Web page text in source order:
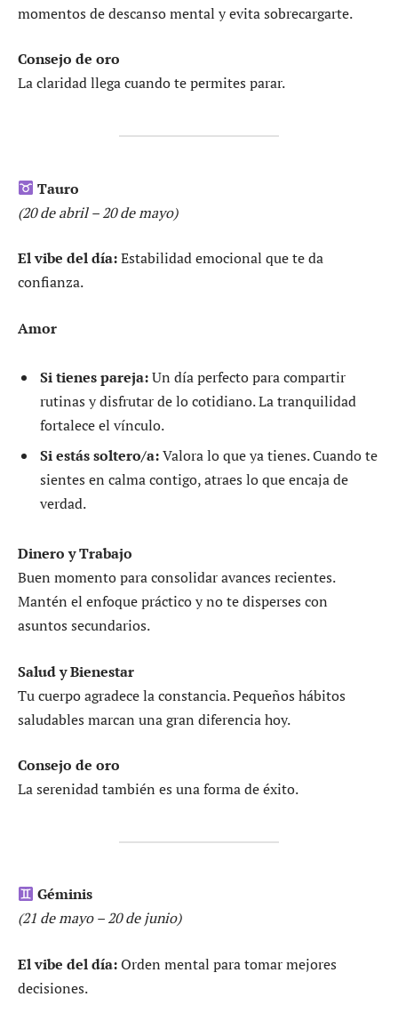
momentos de descanso mental y evita sobrecargarte.
Consejo de oro
La claridad llega cuando te permites parar.
Tauro
(20 de abril – 20 de mayo)
El vibe del día:Estabilidad emocional que te da
confianza.
Amor
Si tienes pareja:Un día perfecto para compartir
rutinas y disfrutar de lo cotidiano. La tranquilidad
fortalece el vínculo.
Si estás soltero/a:Valora lo que ya tienes. Cuando te
sientes en calma contigo, atraes lo que encaja de
verdad.
Dinero y Trabajo
Buen momento para consolidar avances recientes.
Mantén el enfoque práctico y no te disperses con
asuntos secundarios.
Salud y Bienestar
Tu cuerpo agradece la constancia. Pequeños hábitos
saludables marcan una gran diferencia hoy.
Consejo de oro
La serenidad también es una forma de éxito.
Géminis
(21 de mayo – 20 de junio)
El vibe del día:Orden mental para tomar mejores
decisiones.